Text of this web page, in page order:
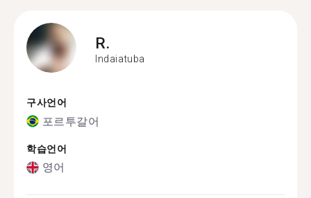
R.
Indaiatuba
구사언어
포르투갈어
학습언어
영어